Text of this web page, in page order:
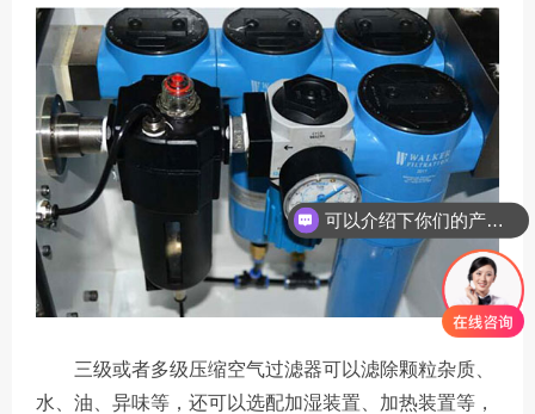
三级或者多级压缩空气过滤器可以滤除颗粒杂质、
水、油、异味等，还可以选配加湿装置、加热装置等，
可以介绍下你们的产品么